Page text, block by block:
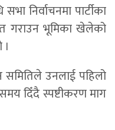
निर्वाचनमा पार्टीका
गराउन भूमिका खेलेको
उनलाई पहिलो
दिँदै स्पष्टीकरण माग